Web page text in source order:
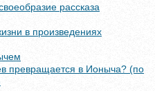
рассказа
в произведениях
превращается в Ионыча? (по